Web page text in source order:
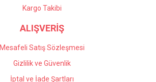
Kargo Takibi
ALIŞVERİŞ
Mesafeli Satış Sözleşmesi
Gizlilik ve Güvenlik
İptal ve İade Şartları